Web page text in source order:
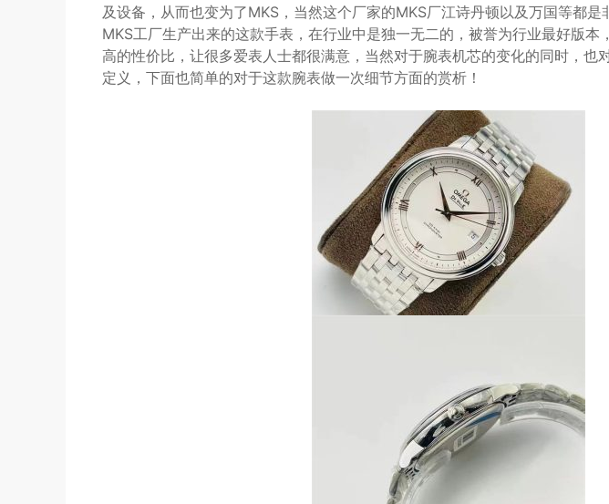
及设备，从而也变为了MKS，当然这个厂家的MKS厂江诗丹顿以及万国等都是
MKS工厂生产出来的这款手表，在行业中是独一无二的，被誉为行业最好版本
高的性价比，让很多爱表人士都很满意，当然对于腕表机芯的变化的同时，也
定义，下面也简单的对于这款腕表做一次细节方面的赏析！